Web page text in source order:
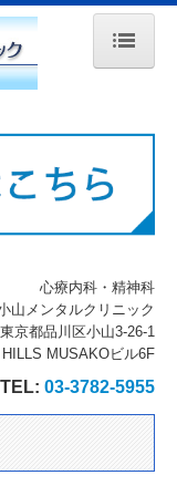
心療内科・精神科
山メンタルクリニック
東京都品川区小山3-26-1
HILLS MUSAKOビル6F
TEL: 03-3782-5955